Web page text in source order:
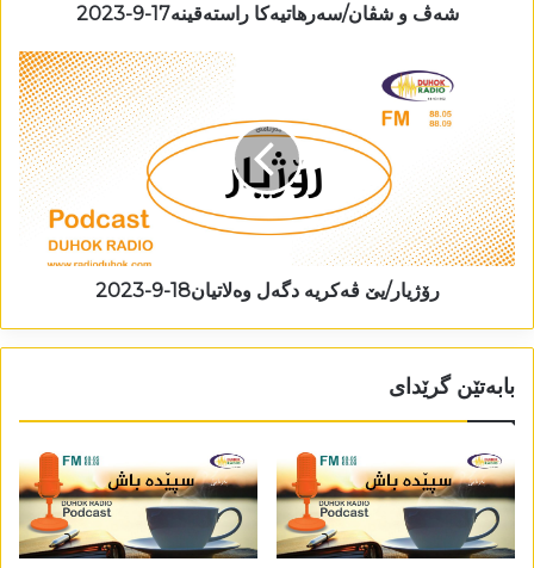
شەڤ و شڤان/سەرھاتیەکا راستەقینە17-9-2023
رۆژیار/یێ ڤەکریە دگەل وەلاتیان18-9-2023
بابەتێن گرێدای